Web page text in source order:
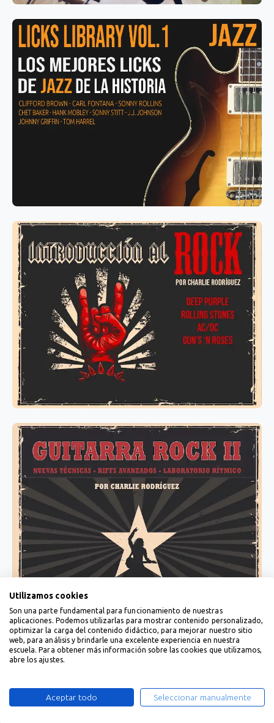
Utilizamos cookies
Son una parte fundamental para funcionamiento de nuestras
aplicaciones. Podemos utilizarlas para mostrar contenido personalizado,
optimizar la carga del contenido didáctico, para mejorar nuestro sitio
web, para análisis y brindarle una excelente experiencia en nuestra
escuela. Para obtener más información sobre las cookies que utilizamos,
abre los ajustes.
Aceptar todo Seleccionar manualmente